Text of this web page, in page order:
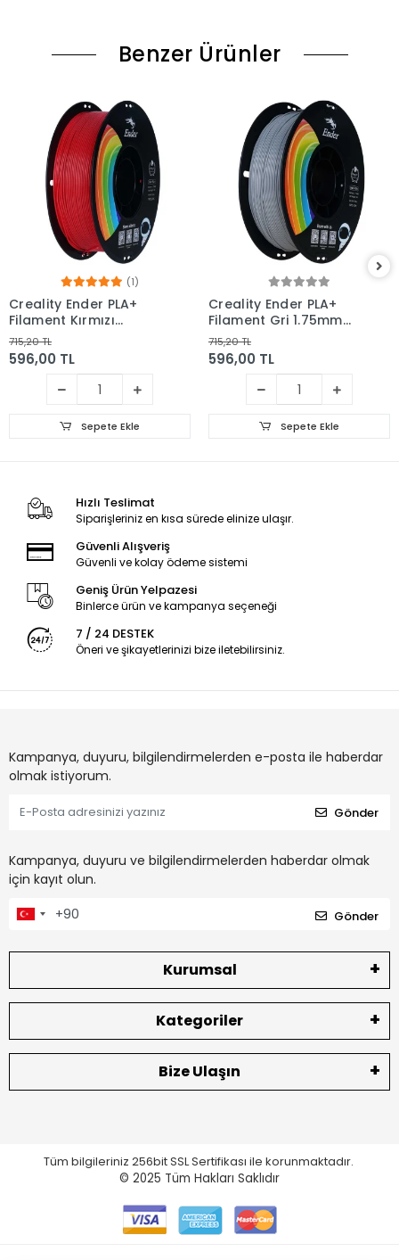
Benzer Ürünler
(1)
Creality Ender PLA+
Filament Kırmızı
1.75mm 1kg
715,20 TL
596,00 TL
Sepete Ekle
Creality Ender PLA+
Filament Gri 1.75mm
1kg
715,20 TL
596,00 TL
Sepete Ekle
Hızlı Teslimat
Siparişleriniz en kısa sürede elinize ulaşır.
Güvenli Alışveriş
Güvenli ve kolay ödeme sistemi
Geniş Ürün Yelpazesi
Binlerce ürün ve kampanya seçeneği
7 / 24 DESTEK
Öneri ve şikayetlerinizi bize iletebilirsiniz.
Kampanya, duyuru, bilgilendirmelerden e-posta ile haberdar
olmak istiyorum.
Gönder
Kampanya, duyuru ve bilgilendirmelerden haberdar olmak
için kayıt olun.
Gönder
Kurumsal
Kategoriler
Bize Ulaşın
Tüm bilgileriniz 256bit SSL Sertifikası ile korunmaktadır.
© 2025 Tüm Hakları Saklıdır